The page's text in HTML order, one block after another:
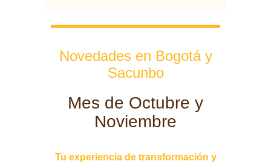
Novedades en Bogotá y
Sacunbo​
Mes de Octubre y
Noviembre
Tu experiencia de transformación y